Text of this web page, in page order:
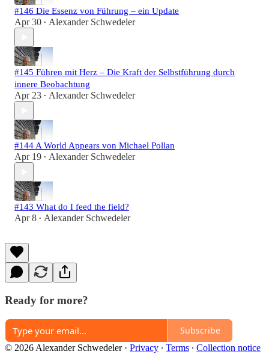
#146 Die Essenz von Führung – ein Update
Apr 30 • Alexander Schwedeler
#145 Führen mit Herz – Die Kraft der Selbstführung durch
innere Beobachtung
Apr 23 • Alexander Schwedeler
#144 A World Appears von Michael Pollan
Apr 19 • Alexander Schwedeler
#143 What do I feed the field?
Apr 8 • Alexander Schwedeler
Ready for more?
Subscribe
© 2026 Alexander Schwedeler· Privacy ∙ Terms ∙ Collection notice